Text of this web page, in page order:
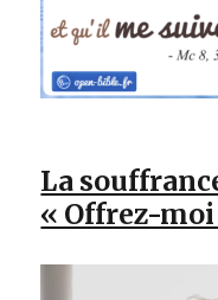
La
« Offrez-